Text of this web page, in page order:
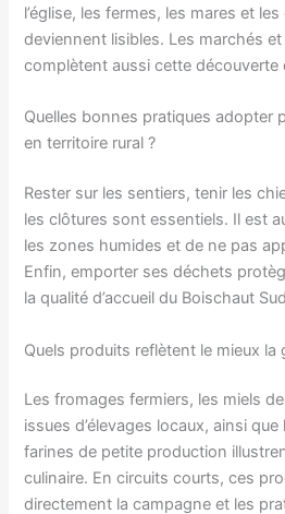
l’église, les fermes, les mares et
deviennent lisibles. Les marchés et
complètent aussi cette découverte
Quelles bonnes pratiques adopter
en territoire rural ?
Rester sur les sentiers, tenir les
les clôtures sont essentiels. Il est
les zones humides et de ne pas
Enfin, emporter ses déchets
la qualité d’accueil du Boischaut
Quels produits reflètent le mieux la
Les fromages fermiers, les miels
issues d’élevages locaux, ainsi
farines de petite production
culinaire. En circuits courts, ces
directement la campagne et les